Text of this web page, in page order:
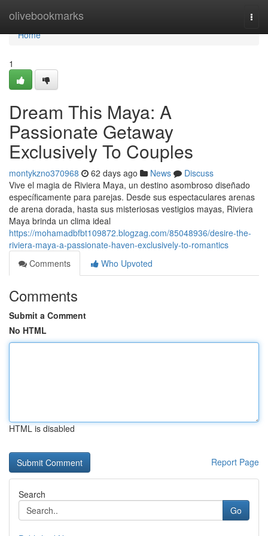
olivebookmarks
Home
Home
1
Dream This Maya: A
Passionate Getaway
Exclusively To Couples
montykzno370968 62 days ago News
Discuss
Vive el magia de Riviera Maya, un destino asombroso diseñado
específicamente para parejas. Desde sus espectaculares arenas
de arena dorada, hasta sus misteriosas vestigios mayas, Riviera
Maya brinda un clima ideal
https://mohamadbfbt109872.blogzag.com/85048936/desire-the-
riviera-maya-a-passionate-haven-exclusively-to-romantics
Comments
Who Upvoted
Comments
Submit a Comment
No HTML
HTML is disabled
Report Page
Search
Go